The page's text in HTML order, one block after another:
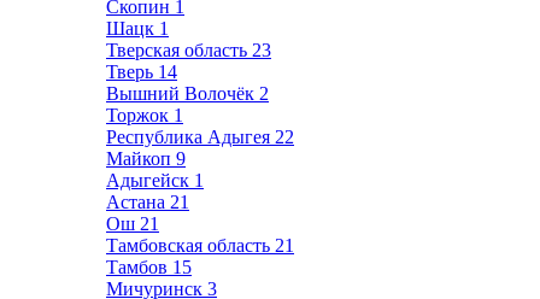
Скопин 1
Шацк 1
Тверская область 23
Тверь 14
Вышний Волочёк 2
Торжок 1
Республика Адыгея 22
Майкоп 9
Адыгейск 1
Астана 21
Ош 21
Тамбовская область 21
Тамбов 15
Мичуринск 3